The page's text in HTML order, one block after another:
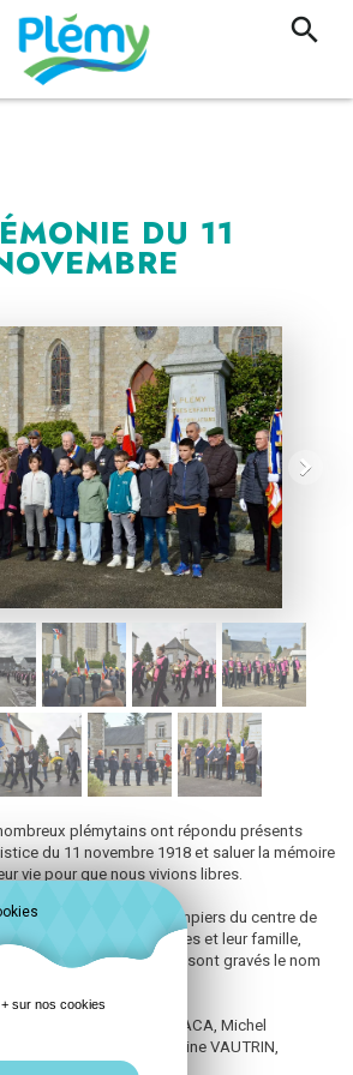
DU 11
plémytains ont répondu présents
du 11 novembre 1918 et saluer la mémoire
vie pour que nous vivions libres.
combattants, pompiers du centre de
fanfare, enfants des écoles et leur famille,
monument aux morts où sont gravés le nom
de la mairie et de la FNACA, Michel
de Madame Catherine VAUTRIN,
Anciens combattants.
sur nos cookies